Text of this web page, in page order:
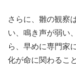
さらに、雛の観察
い、鳴き声が弱い
ら、早めに専門家
化が命に関わるこ